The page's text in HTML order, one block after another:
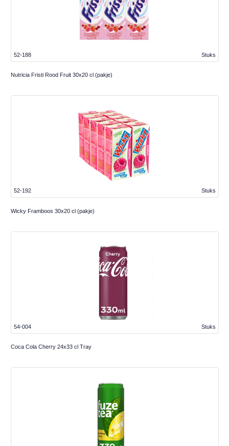
Stuks
52-188
Nutricia Fristi Rood Fruit 30x20 cl (pakje)
Stuks
52-192
Wicky Framboos 30x20 cl (pakje)
Stuks
54-004
Coca Cola Cherry 24x33 cl Tray